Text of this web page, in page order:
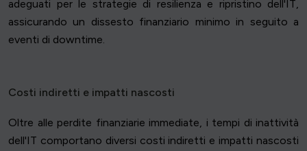
adeguati per le strategie di resilienza e ripristino dell'IT,
assicurando un dissesto finanziario minimo in seguito a
eventi di downtime.
Costi indiretti e impatti nascosti
Oltre alle perdite finanziarie immediate, i tempi di inattività
dell'IT comportano diversi costi indiretti e impatti nascosti